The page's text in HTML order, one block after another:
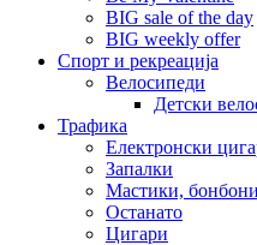
BIG sale of the day
BIG weekly offer
Спорт и рекреација
Велосипеди
Детски
Трафика
Електронски
Запалки
Мастики,
Останато
Цигари